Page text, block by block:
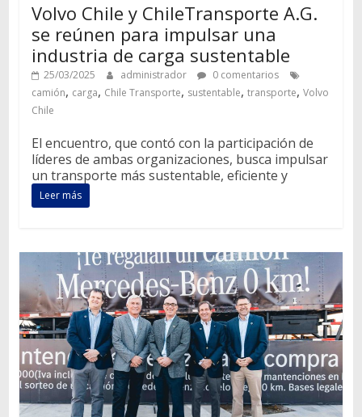
Volvo Chile y ChileTransporte A.G.
se reúnen para impulsar una
industria de carga sustentable
25/03/2025 administrador
0 comentarios
camión, carga, Chile Transporte, sustentable, transporte, Volvo
Chile
El encuentro, que contó con la participación de
líderes de ambas organizaciones, busca impulsar
un transporte más sustentable, eficiente y
Leer más